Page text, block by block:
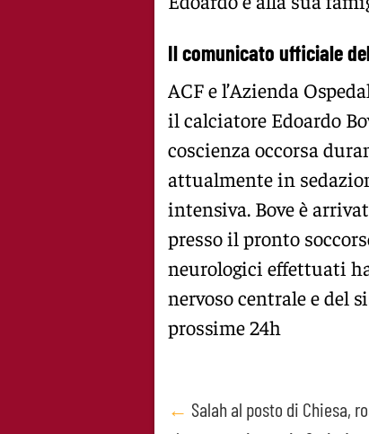
Il comunicato ufficiale
ACF e l’Azienda
il calciatore Edoardo
coscienza occorsa
attualmente in
intensiva. Bove è
presso il pronto
neurologici effettuati
nervoso centrale e del
prossime 24h
Post
← Salah al posto di Chiesa,